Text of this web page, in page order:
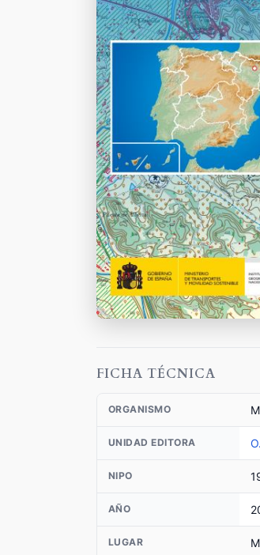
FICHA TÉCNICA
ORGANISMO
UNIDAD EDITORA
NIPO
AÑO
LUGAR